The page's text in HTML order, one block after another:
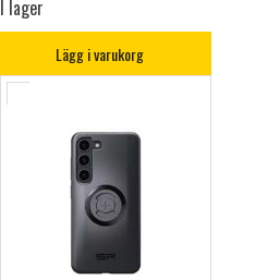
I lager
Lägg i varukorg